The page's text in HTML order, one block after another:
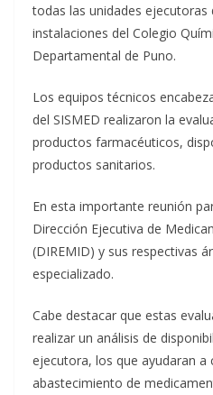
todas las unidades ejecutoras
instalaciones del Colegio
Departamental de Puno.
Los equipos técnicos
del SISMED realizaron la
productos farmacéuticos,
productos sanitarios.
En esta importante reunión
Dirección Ejecutiva de
(DIREMID) y sus respectivas
especializado.
Cabe destacar que estas
realizar un análisis de
ejecutora, los que ayudaran a
abastecimiento de